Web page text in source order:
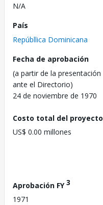
N/A
País
Repúbllica Dominicana
Fecha de aprobación
(a partir de la presentación
ante el Directorio)
24 de noviembre de 1970
Costo total del proyecto
US$ 0.00 millones
Aprobación FY3
1971